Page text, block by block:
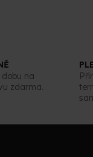
na
zdarma.